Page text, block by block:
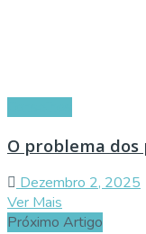
O problema dos
Dezembro 2, 2025
Ver Mais
Próximo Artigo